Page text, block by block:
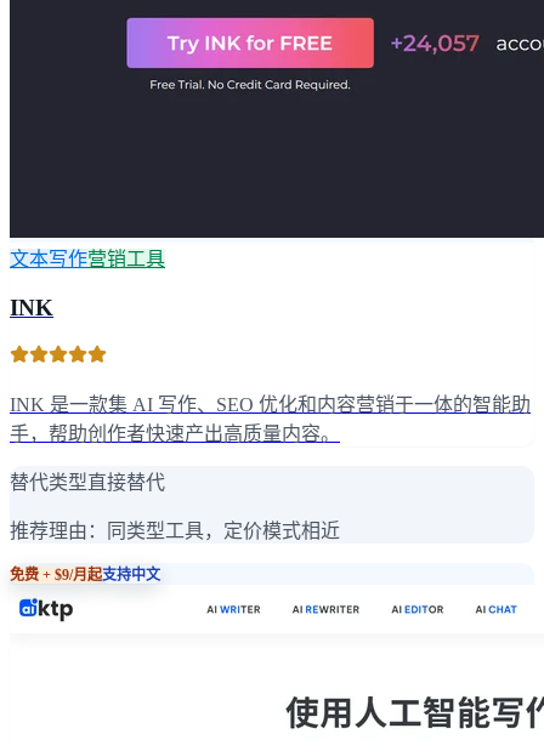
文本写作营销工具
INK
INK 是一款集 AI 写作、SEO 优化和内容营销于一体的智能助
手，帮助创作者快速产出高质量内容。
替代类型直接替代
推荐理由： 同类型工具，定价模式相近
免费 + $9/月起支持中文